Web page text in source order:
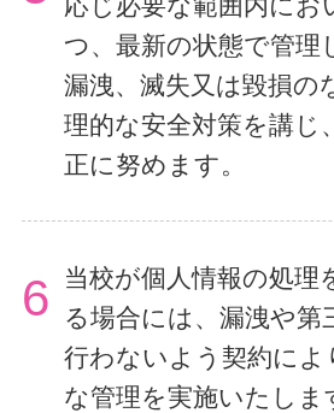
応じ必要な範囲内にお
つ、最新の状態で管理
漏洩、滅失又は毀損の
理的な安全対策を講じ
正に努めます。
6
当校が個人情報の処理
る場合には、漏洩や第
行わないよう契約によ
な管理を実施いたしま